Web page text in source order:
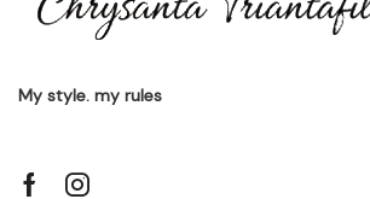
My style. my rules